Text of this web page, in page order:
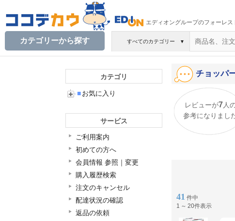
エディオングループのフォーレ
すべてのカテゴリー ▼
カテゴリーから探す
カテゴリ
■お気に入り
サービス
ご利用案内
初めての方へ
会員情報 参照｜変更
購入履歴検索
注文のキャンセル
配達状況の確認
返品の依頼
チョッパ
レビューが7人
参考になりまし
41 件中
1 ～ 20件表示